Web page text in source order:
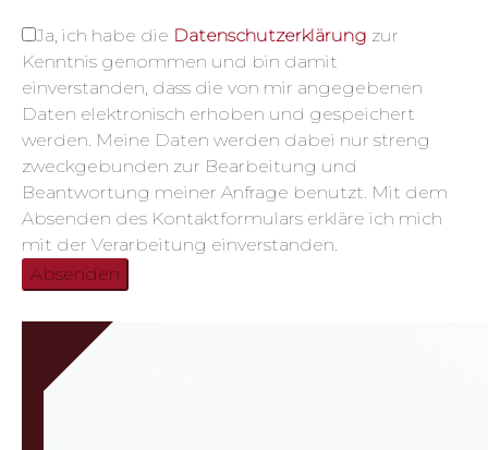
Ja, ich habe die Datenschutzerklärung zur
Kenntnis genommen und bin damit
einverstanden, dass die von mir angegebenen
Daten elektronisch erhoben und gespeichert
werden. Meine Daten werden dabei nur streng
zweckgebunden zur Bearbeitung und
Beantwortung meiner Anfrage benutzt. Mit dem
Absenden des Kontaktformulars erkläre ich mich
mit der Verarbeitung einverstanden.